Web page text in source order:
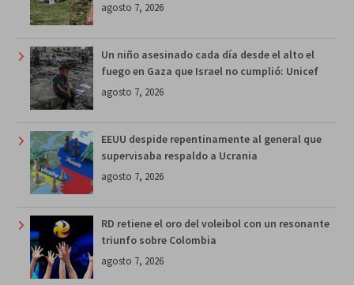
agosto 7, 2026
Un niño asesinado cada día desde el alto el
fuego en Gaza que Israel no cumplió: Unicef
agosto 7, 2026
EEUU despide repentinamente al general que
supervisaba respaldo a Ucrania
agosto 7, 2026
RD retiene el oro del voleibol con un resonante
triunfo sobre Colombia
agosto 7, 2026